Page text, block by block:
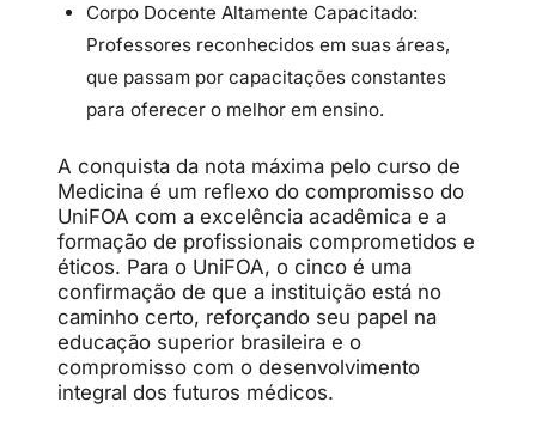
Corpo Docente Altamente Capacitado:
Professores reconhecidos em suas áreas,
que passam por capacitações constantes
para oferecer o melhor em ensino.
A conquista da nota máxima pelo curso de
Medicina é um reflexo do compromisso do
UniFOA com a excelência acadêmica e a
formação de profissionais comprometidos e
éticos. Para o UniFOA, o cinco é uma
confirmação de que a instituição está no
caminho certo, reforçando seu papel na
educação superior brasileira e o
compromisso com o desenvolvimento
integral dos futuros médicos.